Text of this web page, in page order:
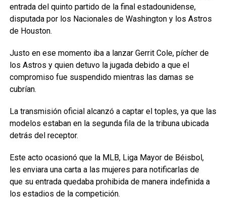
entrada del quinto partido de la final estadounidense,
disputada por los Nacionales de Washington y los Astros
de Houston.
Justo en ese momento iba a lanzar Gerrit Cole, pícher de
los Astros y quien detuvo la jugada debido a que el
compromiso fue suspendido mientras las damas se
cubrían.
La transmisión oficial alcanzó a captar el toples, ya que las
modelos estaban en la segunda fila de la tribuna ubicada
detrás del receptor.
Este acto ocasionó que la MLB, Liga Mayor de Béisbol,
les enviara una carta a las mujeres para notificarlas de
que su entrada quedaba prohibida de manera indefinida a
los estadios de la competición.